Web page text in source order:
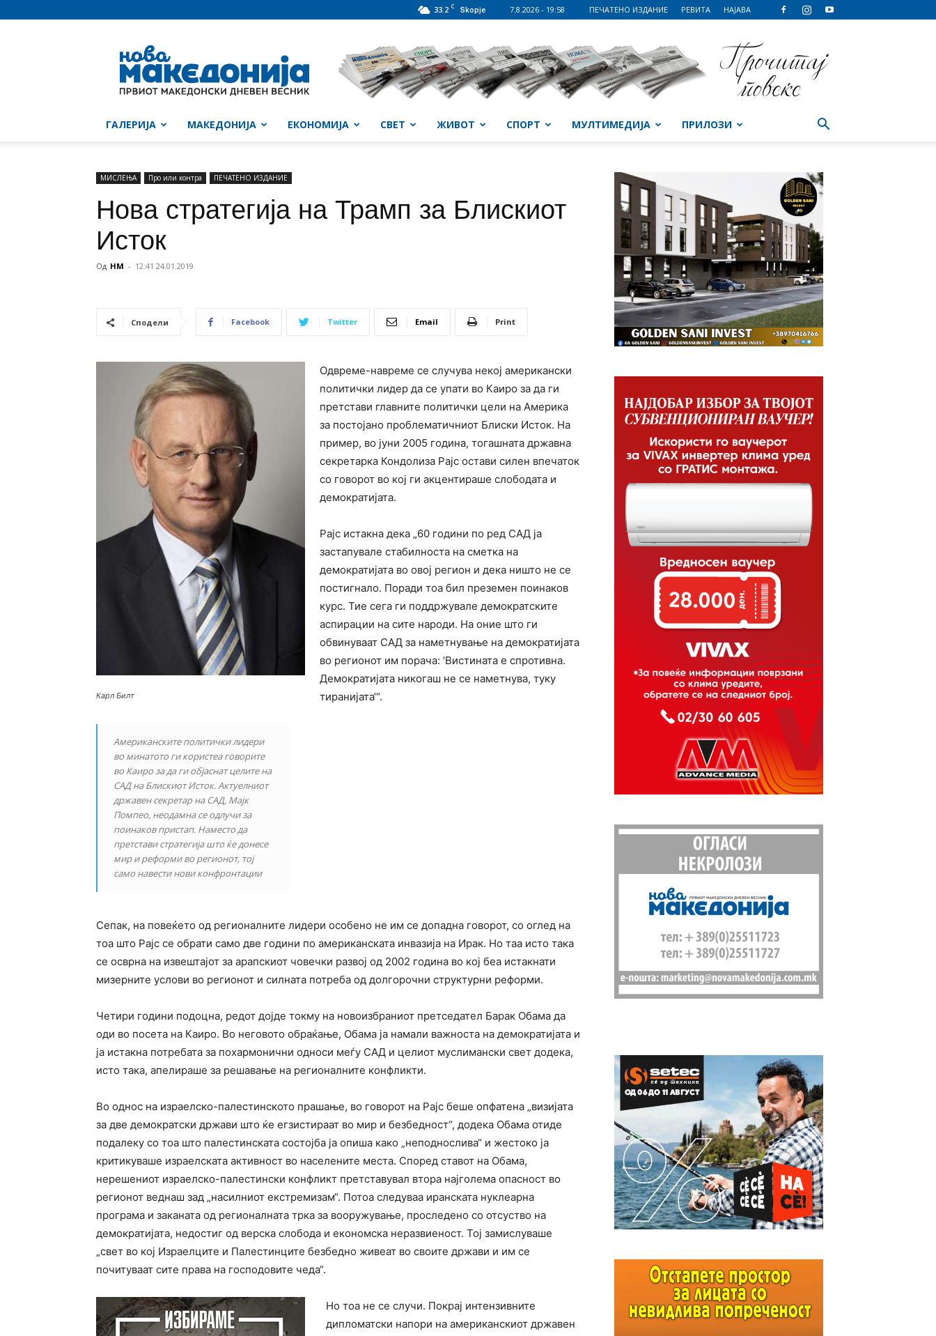
33.2 C Skopje 7.8.2026 - 19:58 ПЕЧАТЕНО ИЗДАНИЕ РЕВИТА НАЈАВА
Македонија
ГАЛЕРИЈА МАКЕДОНИЈА ЕКОНОМИЈА СВЕТ ЖИВОТ СПОРТ МУЛТИМЕДИЈА ПРИЛОЗИ
МИСЛЕЊА Про или контра ПЕЧАТЕНО ИЗДАНИЕ
Нова стратегија на Трамп за Блискиот
Исток
Од НМ - 12:41 24.01.2019
Сподели Facebook Twitter Email Print
Карл Билт
Американските политички лидери
во минатото ги користеа говорите
во Каиро за да ги објаснат целите на
САД на Блискиот Исток. Актуелниот
државен секретар на САД, Мајк
Помпео, неодамна се одлучи за
поинаков пристап. Наместо да
претстави стратегија што ќе донесе
мир и реформи во регионот, тој
само навести нови конфронтации
Одвреме-навреме се случува некој американски
политички лидер да се упати во Каиро за да ги
претстави главните политички цели на Америка
за постојано проблематичниот Блиски Исток. На
пример, во јуни 2005 година, тогашната државна
секретарка Кондолиза Рајс остави силен впечаток
со говорот во кој ги акцентираше слободата и
демократијата.
Рајс истакна дека „60 години по ред САД ја
застапувале стабилноста на сметка на
демократијата во овој регион и дека ништо не се
постигнало. Поради тоа бил преземен поинаков
курс. Тие сега ги поддржувале демократските
аспирации на сите народи. На оние што ги
обвинуваат САД за наметнување на демократијата
во регионот им порача: ’Вистината е спротивна.
Демократијата никогаш не се наметнува, туку
тиранијата‘“.
Сепак, на повеќето од регионалните лидери особено не им се допадна говорот, со оглед на
тоа што Рајс се обрати само две години по американската инвазија на Ирак. Но таа исто така
се осврна на извештајот за арапскиот човечки развој од 2002 година во кој беа истакнати
мизерните услови во регионот и силната потреба од долгорочни структурни реформи.
Четири години подоцна, редот дојде токму на новоизбраниот претседател Барак Обама да
оди во посета на Каиро. Во неговото обраќање, Обама ја намали важноста на демократијата и
ја истакна потребата за похармонични односи меѓу САД и целиот муслимански свет додека,
исто така, апелираше за решавање на регионалните конфликти.
Во однос на израелско-палестинското прашање, во говорот на Рајс беше опфатена „визијата
за две демократски држави што ќе егзистираат во мир и безбедност“, додека Обама отиде
подалеку со тоа што палестинската состојба ја опиша како „неподнослива“ и жестоко ја
критикуваше израелската активност во населените места. Според ставот на Обама,
нерешениот израелско-палестински конфликт претставувал втора најголема опасност во
регионот веднаш зад „насилниот екстремизам“. Потоа следуваа иранската нуклеарна
програма и заканата од регионалната трка за вооружување, проследено со отсуство на
демократијата, недостиг од верска слобода и економска неразвиеност. Тој замислуваше
„свет во кој Израелците и Палестинците безбедно живеат во своите држави и им се
почитуваат сите права на господовите чеда“.
Но тоа не се случи. Покрај интензивните
дипломатски напори на американскиот државен